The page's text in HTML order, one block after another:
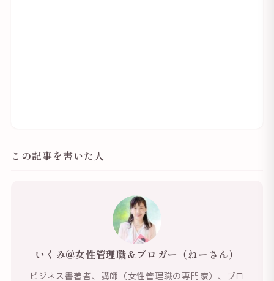
この記事を書いた人
いくみ@女性管理職＆ブロガー（ねーさん）
ビジネス書著者、講師（女性管理職の専門家）、ブロ